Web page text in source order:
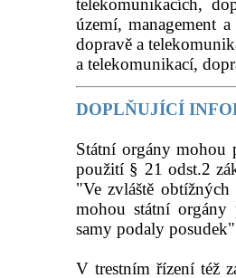
telekomunikacích,
území, management
dopravě a
a telekomunikací,
DOPLŇUJÍCÍ
Státní orgány mohou
použití § 21 odst.2
"Ve zvláště
mohou státní orgány
samy podaly
V trestním řízení též